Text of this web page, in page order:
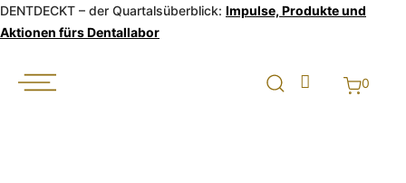
DENTDECKT – der Quartalsüberblick: Impulse, Produkte und
Aktionen fürs Dentallabor
0